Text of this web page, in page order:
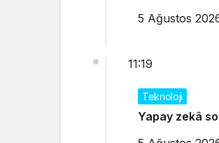
5 Ağustos
11:19
Teknoloji
Yapay zekâ